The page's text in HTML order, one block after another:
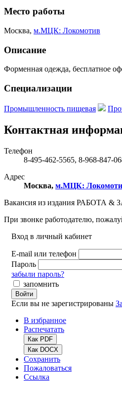
Место работы
Москва, м.МЦК: Локомотив
Описание
Форменная одежда, бесплатное
Специализации
Промышленность пищевая
Контактная
Телефон
8-495-462-5565, 8-968-847-
Адрес
Москва, м.МЦК:
Вакансия из издания РАБОТА
При звонке работодателю,
Вход в личный кабинет
E-mail или телефон
Пароль
забыли пароль?
запомнить
Войти
Если вы не зарегистрированы
В избранное
Распечатать
Как PDF
Как DOCX
Сохранить
Пожаловаться
Ссылка